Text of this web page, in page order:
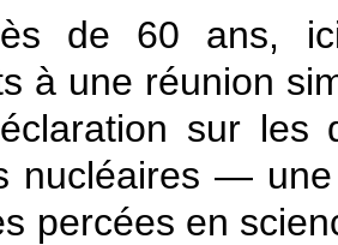
de 60 ans,
à une réunion
sur les
nucléaires —
percées en